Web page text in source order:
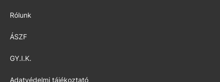
Rólunk
ÁSZF
GY.I.K.
Adatvédelmi tájékoztató